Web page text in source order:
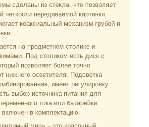
сделаны из стекла, что позволяет
четкости передаваемой картинки.
коаксиальный механизм грубой и
на предметном столике и
Под столиком есть диск с
позволяет более точно
нижнего осветителя. Подсветка
имеет регулировку
выбор источника питания для
тока или батарейки.
в комплектацию.